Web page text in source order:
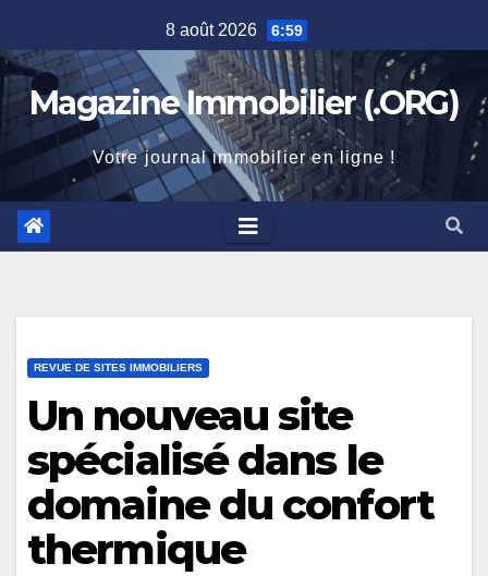
to
content
8 août 2026 6:59
Magazine Immobilier (.ORG)
Votre journal immobilier en ligne !
REVUE DE SITES IMMOBILIERS
Un nouveau site
spécialisé dans le
domaine du confort
thermique